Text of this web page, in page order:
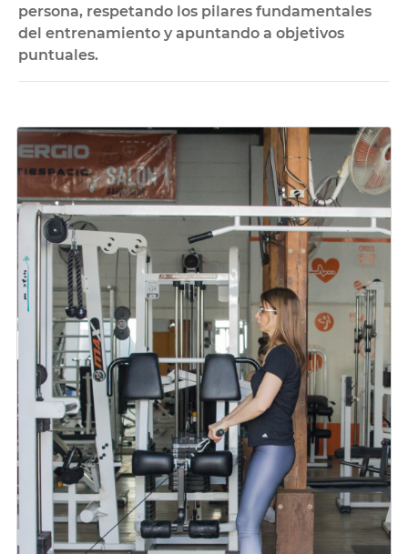
persona, respetando los pilares fundamentales
del entrenamiento y apuntando a objetivos
puntuales.